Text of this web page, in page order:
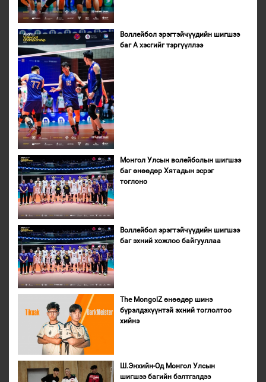
Воллейбол эрэгтэйчүүдийн шигшээ
баг А хэсгийг тэргүүллээ
Монгол Улсын волейболын шигшээ
баг өнөөдөр Хятадын эсрэг
тоглоно
Воллейбол эрэгтэйчүүдийн шигшээ
баг эхний хожлоо байгууллаа
The MongolZ өнөөдөр шинэ
бүрэлдэхүүнтэй эхний тоглолтоо
хийнэ
Ш.Энхийн-Од Монгол Улсын
шигшээ багийн бэлтгэлдээ